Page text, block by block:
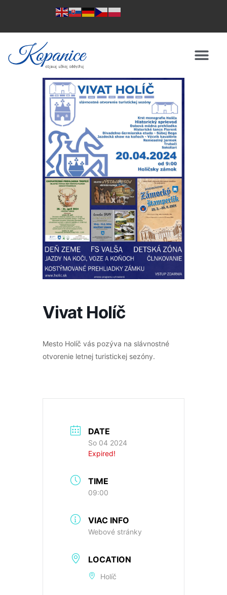
Vivat Holíč
Mesto Holíč vás pozýva na slávnostné
otvorenie letnej turistickej sezóny.
DATE
So 04 2024
Expired!
TIME
09:00
VIAC INFO
Webové stránky
LOCATION
Holíč